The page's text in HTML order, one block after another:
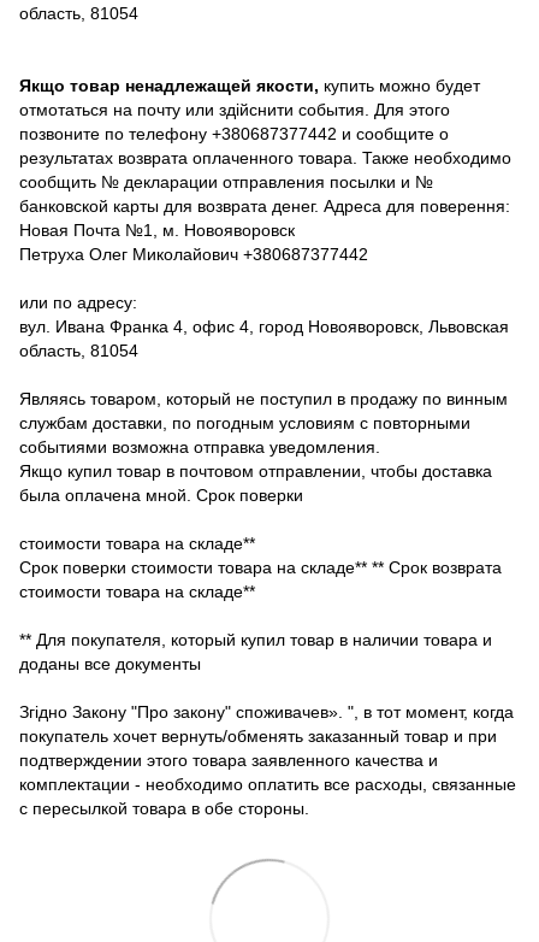
область, 81054
Якщо товар ненадлежащей якости, купить можно будет
отмотаться на почту или здійснити события. Для этого
позвоните по телефону +380687377442 и сообщите о
результатах возврата оплаченного товара. Также необходимо
сообщить № декларации отправления посылки и №
банковской карты для возврата денег. Адреса для поверення:
Новая Почта №1, м. Новояворовск
Петруха Олег Миколайович +380687377442
или по адресу:
вул. Ивана Франка 4, офис 4, город Новояворовск, Львовская
область, 81054
Являясь товаром, который не поступил в продажу по винным
службам доставки, по погодным условиям с повторными
событиями возможна отправка уведомления.
Якщо купил товар в почтовом отправлении, чтобы доставка
была оплачена мной. Срок поверки
стоимости товара на складе**
Срок поверки стоимости товара на складе** ** Срок возврата
стоимости товара на складе**
** Для покупателя, который купил товар в наличии товара и
доданы все документы
Згідно Закону "Про закону" споживачев». ", в тот момент, когда
покупатель хочет вернуть/обменять заказанный товар и при
подтверждении этого товара заявленного качества и
комплектации - необходимо оплатить все расходы, связанные
с пересылкой товара в обе стороны.